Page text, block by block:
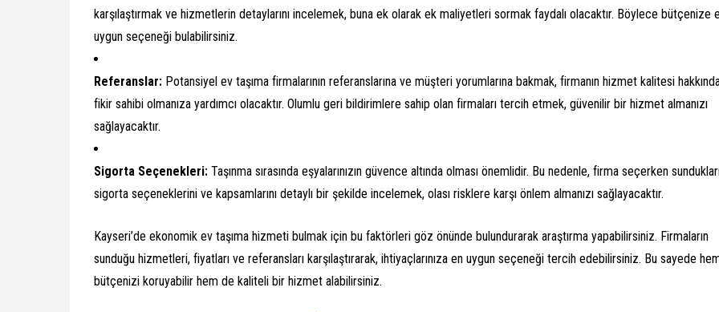
karşılaştırmak ve hizmetlerin detaylarını incelemek, buna ek olarak ek maliyetleri sormak faydalı olacaktır. Böylece bütçenize
uygun seçeneği bulabilirsiniz.
Referanslar: Potansiyel ev taşıma firmalarının referanslarına ve müşteri yorumlarına bakmak, firmanın hizmet kalitesi
fikir sahibi olmanıza yardımcı olacaktır. Olumlu geri bildirimlere sahip olan firmaları tercih etmek, güvenilir bir hizmet almanızı
sağlayacaktır.
Sigorta Seçenekleri: Taşınma sırasında eşyalarınızın güvence altında olması önemlidir. Bu nedenle, firma seçerken
sigorta seçeneklerini ve kapsamlarını detaylı bir şekilde incelemek, olası risklere karşı önlem almanızı sağlayacaktır.
Kayseri’de ekonomik ev taşıma hizmeti bulmak için bu faktörleri göz önünde bulundurarak araştırma yapabilirsiniz. Firmaların
sunduğu hizmetleri, fiyatları ve referansları karşılaştırarak, ihtiyaçlarınıza en uygun seçeneği tercih edebilirsiniz. Bu sayede
bütçenizi koruyabilir hem de kaliteli bir hizmet alabilirsiniz.